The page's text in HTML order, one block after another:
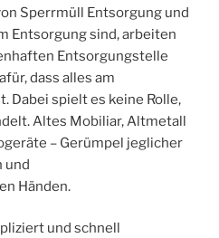
Sperrmüll Entsorgung und
Entsorgung sind, arbeiten
Entsorgungstelle
dass alles am
Dabei spielt es keine Rolle,
Altes Mobiliar, Altmetall
– Gerümpel jeglicher
und
Händen.
und schnell